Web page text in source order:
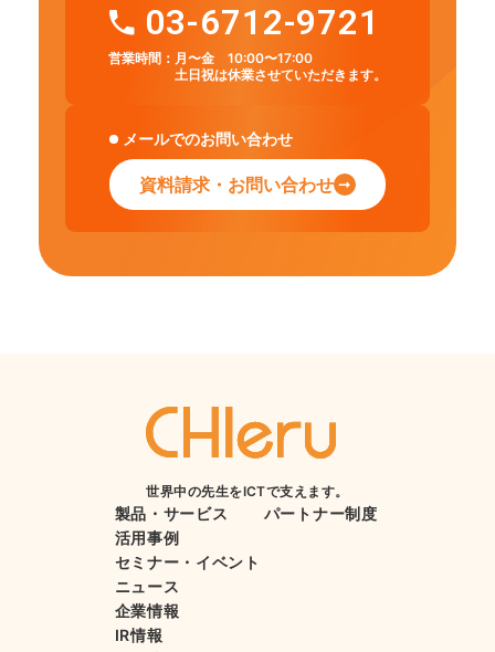
03-6712-9721
営業時間： 月〜金 10:00〜17:00
土日祝は休業させていただきます。
メールでのお問い合わせ
資料請求・お問い合わせ
世界中の先生をICTで支えます。
製品・サービス
活用事例
セミナー・イベント
ニュース
企業情報
IR情報
パートナー制度